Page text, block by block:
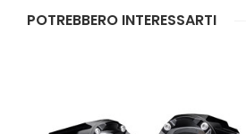
POTREBBERO INTERESSARTI